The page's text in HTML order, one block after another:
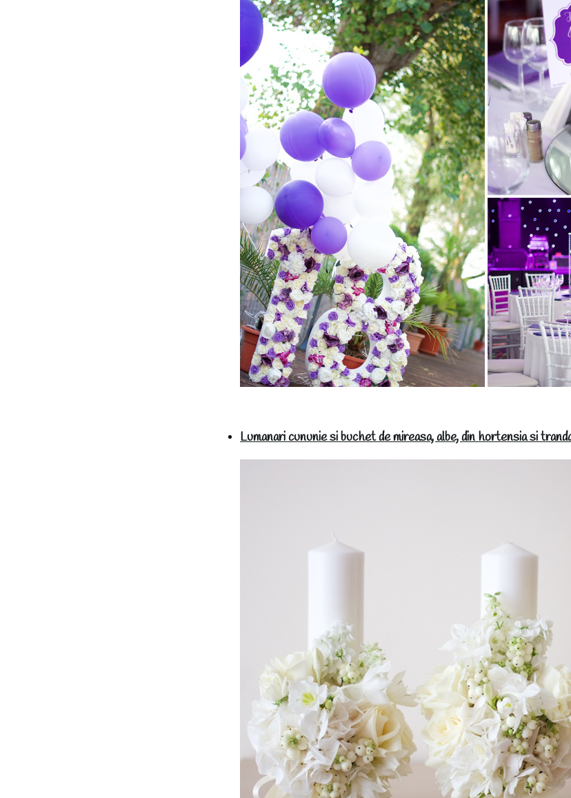
Lumanari cununie si buchet de mireasa, albe, din hortensia si